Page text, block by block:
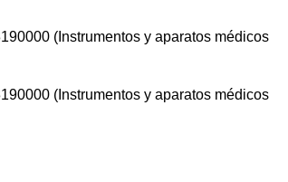
(Instrumentos y aparatos médicos
(Instrumentos y aparatos médicos